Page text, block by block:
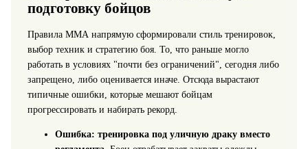
подготовку бойцов
Правила ММА напрямую сформировали стиль тренировок,
выбор техник и стратегию боя. То, что раньше могло
работать в условиях "почти без ограничений", сегодня либо
запрещено, либо оценивается иначе. Отсюда вырастают
типичные ошибки, которые мешают бойцам
прогрессировать и набирать рекорд.
Ошибка: тренировка под уличную драку вместо